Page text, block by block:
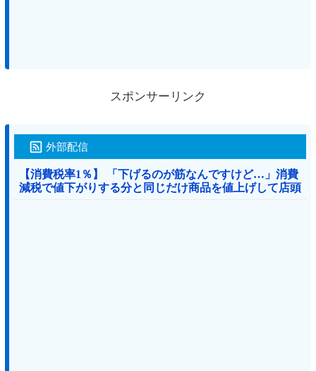
スポンサーリンク
外部配信
【消費税率1％】 「下げるのが筋なんですけど…」消費
減税で値下がりする分と同じだけ商品を値上げして店頭
価格を変えない店も